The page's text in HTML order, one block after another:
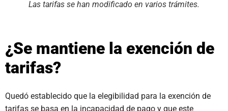
Las tarifas se han modificado en varios trámites.
¿Se mantiene la exención de
tarifas?
Quedó establecido que la elegibilidad para la exención de
tarifas se basa en la incapacidad de pago y que este